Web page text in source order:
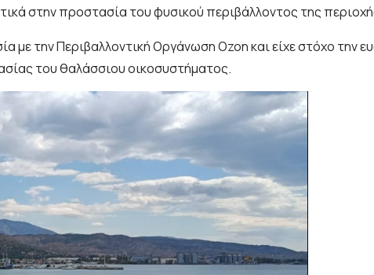
στην προστασία του φυσικού περιβάλλοντος της
με την Περιβαλλοντική Οργάνωση Ozon και είχε στόχο
του θαλάσσιου οικοσυστήματος.